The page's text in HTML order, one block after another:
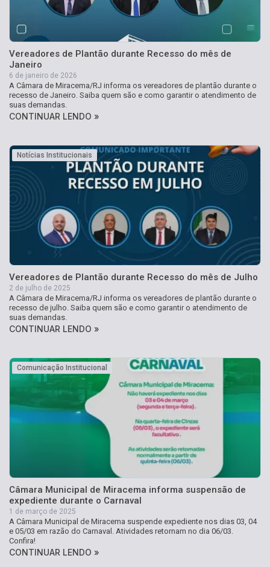
Vereadores de Plantão durante Recesso do mês de
Janeiro
6 de janeiro de 2026
A Câmara de Miracema/RJ informa os vereadores de plantão durante o
recesso de Janeiro. Saiba quem são e como garantir o atendimento de
suas demandas.
CONTINUAR LENDO »
Notícias Institucionais
Vereadores de Plantão durante Recesso do mês de Julho
2 de julho de 2025
A Câmara de Miracema/RJ informa os vereadores de plantão durante o
recesso de julho. Saiba quem são e como garantir o atendimento de
suas demandas.
CONTINUAR LENDO »
Comunicação Institucional
Câmara Municipal de Miracema informa suspensão de
expediente durante o Carnaval
1 de março de 2025
A Câmara Municipal de Miracema suspende expediente nos dias 03, 04
e 05/03 em razão do Carnaval. Atividades retornam no dia 06/03.
Confira!
CONTINUAR LENDO »